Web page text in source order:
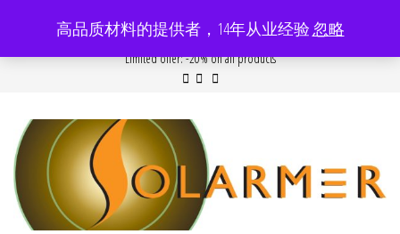
内
Popular searches:Women //Modern //New//Sale
Limited offer: -20% on all products
高品质材料的提供者，14年从业经验忽略